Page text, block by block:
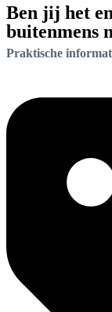
Ben jij het
buitenmens
Praktische